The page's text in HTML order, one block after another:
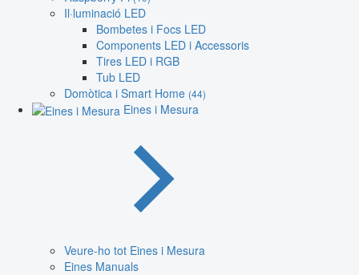
Il·luminació LED
Bombetes i Focs LED
Components LED i Accessoris
Tires LED i RGB
Tub LED
Domòtica i Smart Home (44)
Eines i Mesura
Veure-ho tot Eines i Mesura
Eines Manuals